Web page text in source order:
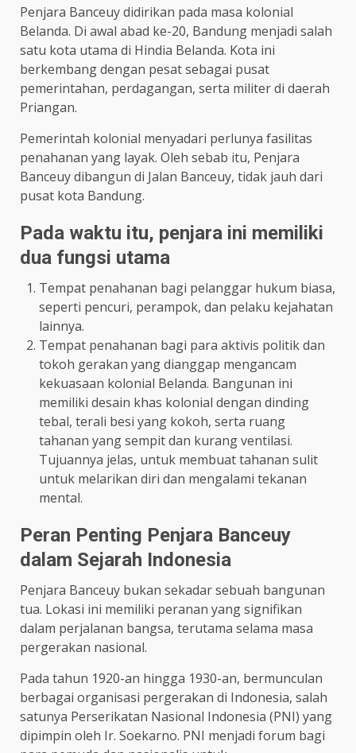
Penjara Banceuy didirikan pada masa kolonial
Belanda. Di awal abad ke-20, Bandung menjadi salah
satu kota utama di Hindia Belanda. Kota ini
berkembang dengan pesat sebagai pusat
pemerintahan, perdagangan, serta militer di daerah
Priangan.
Pemerintah kolonial menyadari perlunya fasilitas
penahanan yang layak. Oleh sebab itu, Penjara
Banceuy dibangun di Jalan Banceuy, tidak jauh dari
pusat kota Bandung.
Pada waktu itu, penjara ini memiliki
dua fungsi utama
Tempat penahanan bagi pelanggar hukum biasa,
seperti pencuri, perampok, dan pelaku kejahatan
lainnya.
Tempat penahanan bagi para aktivis politik dan
tokoh gerakan yang dianggap mengancam
kekuasaan kolonial Belanda. Bangunan ini
memiliki desain khas kolonial dengan dinding
tebal, terali besi yang kokoh, serta ruang
tahanan yang sempit dan kurang ventilasi.
Tujuannya jelas, untuk membuat tahanan sulit
untuk melarikan diri dan mengalami tekanan
mental.
Peran Penting Penjara Banceuy
dalam Sejarah Indonesia
Penjara Banceuy bukan sekadar sebuah bangunan
tua. Lokasi ini memiliki peranan yang signifikan
dalam perjalanan bangsa, terutama selama masa
pergerakan nasional.
Pada tahun 1920-an hingga 1930-an, bermunculan
berbagai organisasi pergerakan di Indonesia, salah
satunya Perserikatan Nasional Indonesia (PNI) yang
dipimpin oleh Ir. Soekarno. PNI menjadi forum bagi